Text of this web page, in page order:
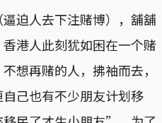
迫人去下注赌博），舖舖
港人此刻犹如困在一个赌
想再赌的人，拂袖而去，
己也有不少朋友计划移